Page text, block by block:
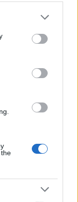
or more Google
You may click to
party tags to
in below Google
parkolók
okosan működő
minden köve
Angolkert